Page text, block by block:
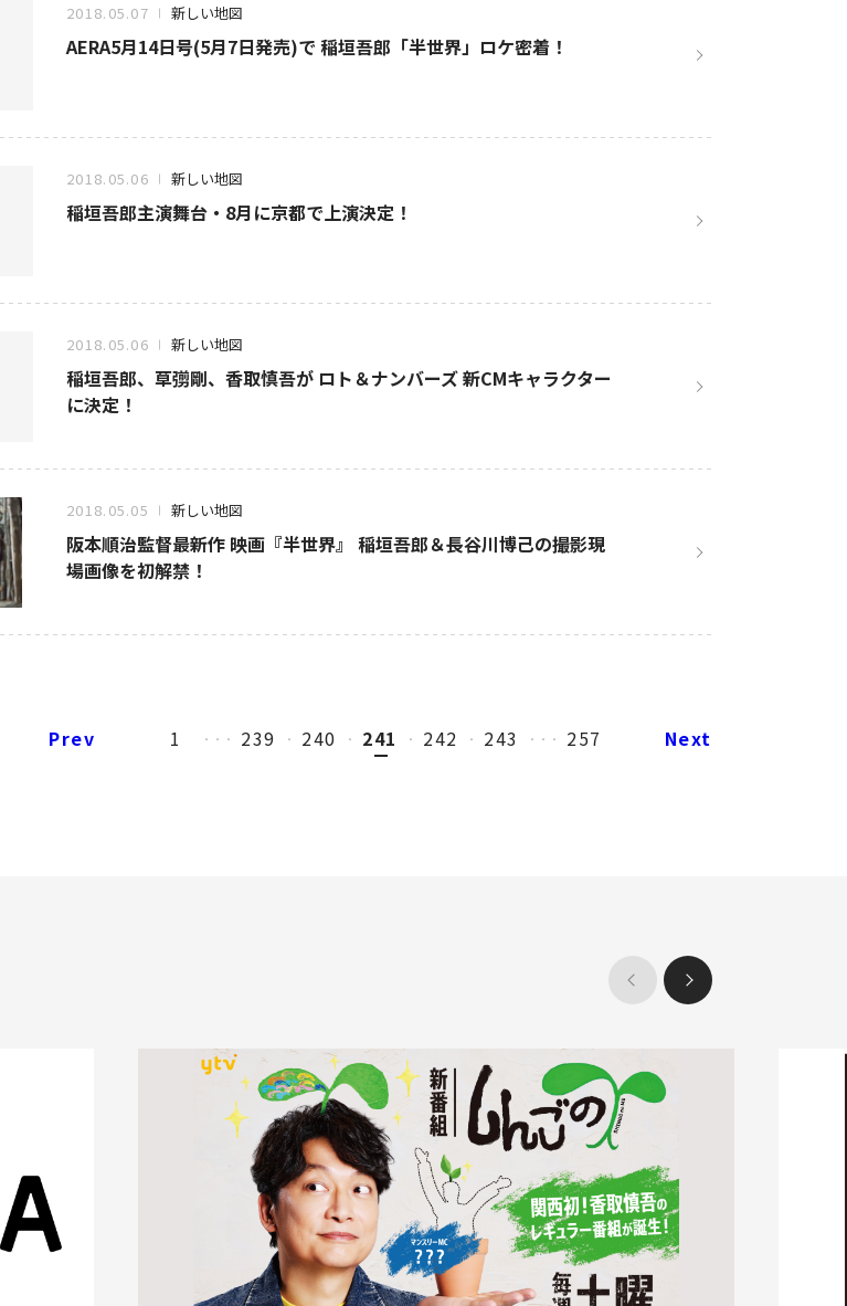
2018.05.07 新しい地図
AERA5月14日号(5月7日発売)で 稲垣吾郎「半世界」ロケ密着！
2018.05.06 新しい地図
稲垣吾郎主演舞台・8月に京都で上演決定！
2018.05.06 新しい地図
稲垣吾郎、草彅剛、香取慎吾が ロト＆ナンバーズ 新CMキャラクター
に決定！
2018.05.05 新しい地図
阪本順治監督最新作 映画『半世界』 稲垣吾郎＆長谷川博己の撮影現
場画像を初解禁！
Prev 1 239 240 241 242 243 257 Next